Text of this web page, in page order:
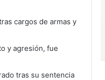
cargos de armas y
y agresión, fue
tras su sentencia